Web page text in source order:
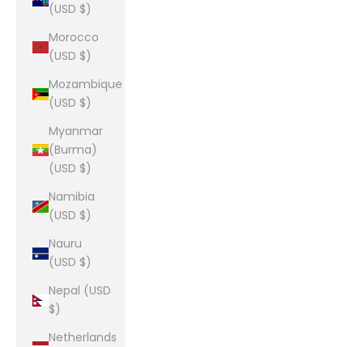
(USD $)
Morocco
(USD $)
Mozambique
(USD $)
Myanmar
(Burma)
(USD $)
Namibia
(USD $)
Nauru
(USD $)
Nepal (USD
$)
Netherlands